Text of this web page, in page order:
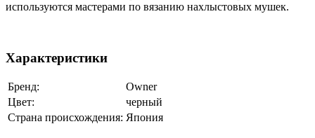
используются мастерами по вязанию нахлыстовых мушек.
Характеристики
Бренд:
Owner
Цвет:
черный
Страна происхождения: Япония